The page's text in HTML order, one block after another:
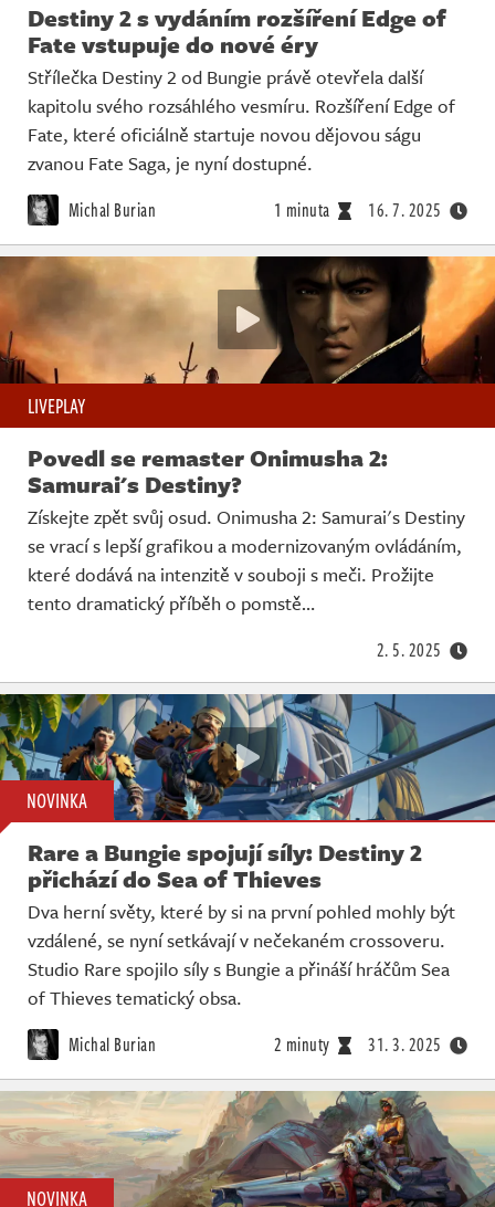
Destiny 2 s vydáním rozšíření Edge of
Fate vstupuje do nové éry
Střílečka Destiny 2 od Bungie právě otevřela další
kapitolu svého rozsáhlého vesmíru. Rozšíření Edge of
Fate, které oficiálně startuje novou dějovou ságu
zvanou Fate Saga, je nyní dostupné.
Michal Burian 1 minuta 16. 7. 2025
LIVEPLAY
Povedl se remaster Onimusha 2:
Samurai's Destiny?
Získejte zpět svůj osud. Onimusha 2: Samurai's Destiny
se vrací s lepší grafikou a modernizovaným ovládáním,
které dodává na intenzitě v souboji s meči. Prožijte
tento dramatický příběh o pomstě…
2. 5. 2025
NOVINKA
Rare a Bungie spojují síly: Destiny 2
přichází do Sea of Thieves
Dva herní světy, které by si na první pohled mohly být
vzdálené, se nyní setkávají v nečekaném crossoveru.
Studio Rare spojilo síly s Bungie a přináší hráčům Sea
of Thieves tematický obsa.
Michal Burian 2 minuty 31. 3. 2025
NOVINKA